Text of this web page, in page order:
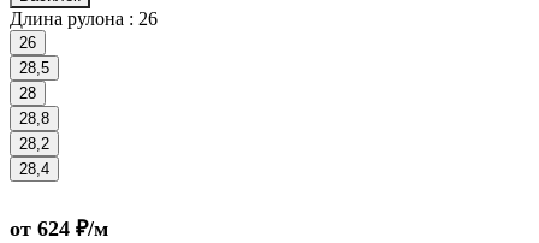
Длина рулона : 26
26
28,5
28
28,8
28,2
28,4
от 624 ₽/м